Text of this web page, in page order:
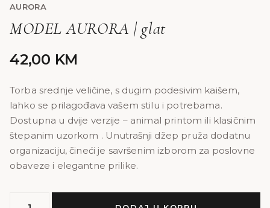
AURORA
MODEL AURORA | glat
42,00 KM
Torba srednje veličine, s dugim podesivim kaišem,
lahko se prilagođava vašem stilu i potrebama.
Dostupna u dvije verzije – animal printom ili klasičnim
štepanim uzorkom . Unutrašnji džep pruža dodatnu
organizaciju, čineći je savršenim izborom za poslovne
obaveze i elegantne prilike.